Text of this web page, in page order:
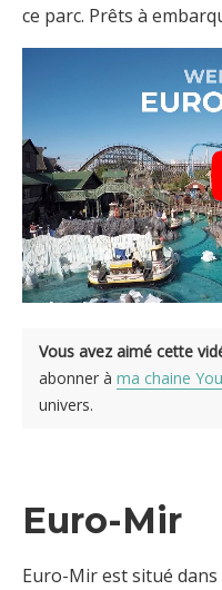
ce parc. Prêts à
Vous avez aimé cette
abonner à ma chaine
univers.
Euro-Mir
Euro-Mir est situé dans